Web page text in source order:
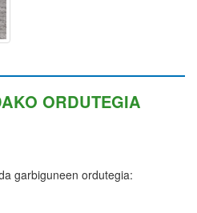
ORDUTEGIA
garbiguneen ordutegia: